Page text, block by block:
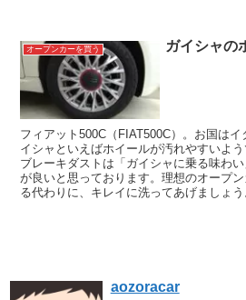
オープンカーを買う ガイシャの
フィアット500C（FIAT500C）。お国は
イシャといえばホイールが汚れやすいよ
ブレーキダストは「ガイシャに乗る味わ
が良いと思っております。理想のオープ
る代わりに、キレイに洗ってあげましょう
aozoracar